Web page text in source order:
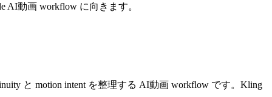
AI動画 workflow に向きます。
と motion intent を整理する AI動画 workflow です。Kling